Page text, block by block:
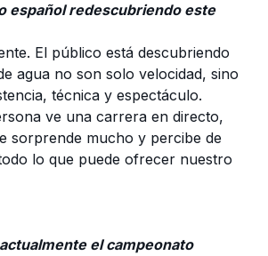
español redescubriendo este
El público está descubriendo
agua no son solo velocidad, sino
técnica y espectáculo.
ve una carrera en directo,
sorprende mucho y percibe de
lo que puede ofrecer nuestro
el campeonato